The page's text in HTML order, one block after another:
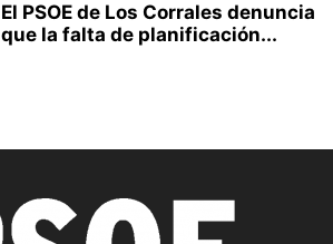
El PSOE de Los Corrales denuncia
que la falta de planificación...